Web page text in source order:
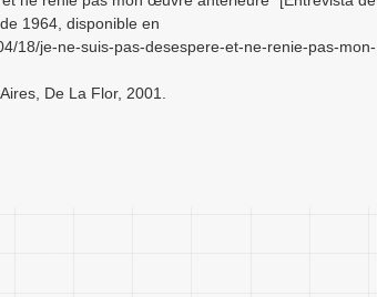
1964, disponible en
18/je-ne-suis-pas-desespere-et-ne-renie-pas-mon-
De La Flor, 2001.